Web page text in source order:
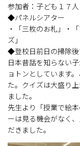
参加者：子ども１７
◆パネルシアター
・「三枚のお札」・
ズ」
◆登校日前日の掃除後
日本昔話を知らない
ョトンとしています
た。クイズは大盛り
ました。
先生より「授業で絵
ーは見る機会がなく
だきました。